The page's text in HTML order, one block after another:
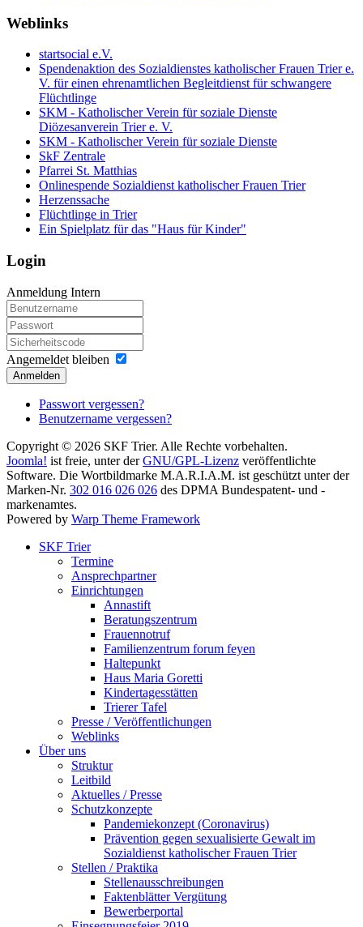
Weblinks
startsocial e.V.
Spendenaktion des Sozialdienstes katholischer Frauen Trier e.
V. für einen ehrenamtlichen Begleitdienst für schwangere
Flüchtlinge
SKM - Katholischer Verein für soziale Dienste
Diözesanverein Trier e. V.
SKM - Katholischer Verein für soziale Dienste
SkF Zentrale
Pfarrei St. Matthias
Onlinespende Sozialdienst katholischer Frauen Trier
Herzenssache
Flüchtlinge in Trier
Ein Spielplatz für das "Haus für Kinder"
Login
Anmeldung Intern
Angemeldet bleiben
Anmelden
Passwort vergessen?
Benutzername vergessen?
Copyright © 2026 SKF Trier. Alle Rechte vorbehalten.
Joomla! ist freie, unter derGNU/GPL-Lizenz veröffentlichte
Software. Die Wortbildmarke M.A.R.I.A.M. ist geschützt unter der
Marken-Nr. 302 016 026 026 des DPMA Bundespatent- und -
markenamtes.
Powered by Warp Theme Framework
SKF Trier
Termine
Ansprechpartner
Einrichtungen
Annastift
Beratungszentrum
Frauennotruf
Familienzentrum forum feyen
Haltepunkt
Haus Maria Goretti
Kindertagesstätten
Trierer Tafel
Presse / Veröffentlichungen
Weblinks
Über uns
Struktur
Leitbild
Aktuelles / Presse
Schutzkonzepte
Pandemiekonzept (Coronavirus)
Prävention gegen sexualisierte Gewalt im
Sozialdienst katholischer Frauen Trier
Stellen / Praktika
Stellenausschreibungen
Faktenblätter Vergütung
Bewerberportal